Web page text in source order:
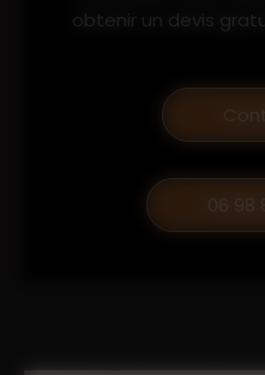
obtenir un devis